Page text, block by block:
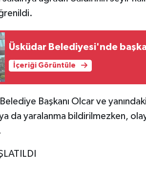
Üsküdar Belediyesi'nde
İçeriği Görüntüle
Başkanı Olcar ve
ya da yaralanma bildirilmezken,